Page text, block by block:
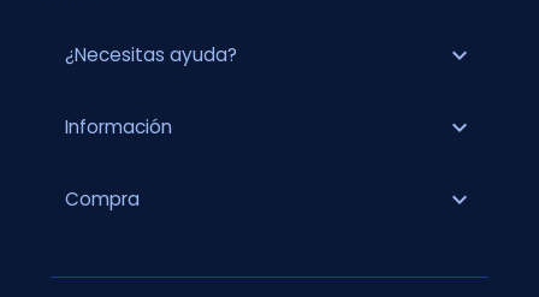
¿Necesitas ayuda? expand_more
Información expand_more
Compra expand_more